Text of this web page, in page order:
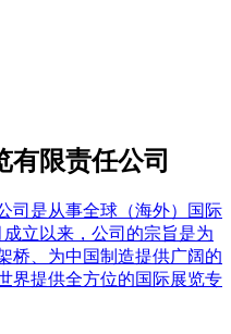
限责任公司
司是从事全球（海外）国际
立以来，公司的宗旨是为
桥、为中国制造提供广阔的
界提供全方位的国际展览专